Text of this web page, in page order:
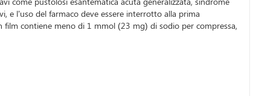
e l'uso del farmaco deve essere interrotto alla prima
contiene meno di 1 mmol (23 mg) di sodio per compressa,